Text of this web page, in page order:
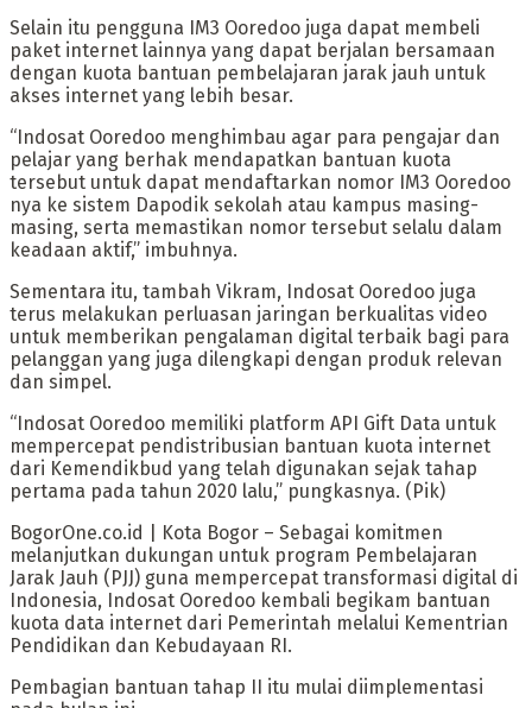
Selain itu pengguna IM3 Ooredoo juga dapat membeli
paket internet lainnya yang dapat berjalan bersamaan
dengan kuota bantuan pembelajaran jarak jauh untuk
akses internet yang lebih besar.
“Indosat Ooredoo menghimbau agar para pengajar dan
pelajar yang berhak mendapatkan bantuan kuota
tersebut untuk dapat mendaftarkan nomor IM3 Ooredoo
nya ke sistem Dapodik sekolah atau kampus masing-
masing, serta memastikan nomor tersebut selalu dalam
keadaan aktif,” imbuhnya.
Sementara itu, tambah Vikram, Indosat Ooredoo juga
terus melakukan perluasan jaringan berkualitas video
untuk memberikan pengalaman digital terbaik bagi para
pelanggan yang juga dilengkapi dengan produk relevan
dan simpel.
“Indosat Ooredoo memiliki platform API Gift Data untuk
mempercepat pendistribusian bantuan kuota internet
dari Kemendikbud yang telah digunakan sejak tahap
pertama pada tahun 2020 lalu,” pungkasnya. (Pik)
BogorOne.co.id | Kota Bogor – Sebagai komitmen
melanjutkan dukungan untuk program Pembelajaran
Jarak Jauh (PJJ) guna mempercepat transformasi digital di
Indonesia, Indosat Ooredoo kembali begikam bantuan
kuota data internet dari Pemerintah melalui Kementrian
Pendidikan dan Kebudayaan RI.
Pembagian bantuan tahap II itu mulai diimplementasi